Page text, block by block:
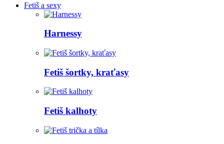
Fetiš a sexy
Harnessy
Fetiš šortky, kraťasy
Fetiš kalhoty